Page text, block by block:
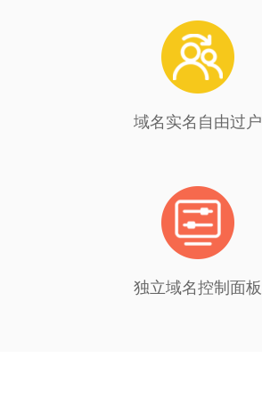
域名实名自由过户
独立域名控制面板